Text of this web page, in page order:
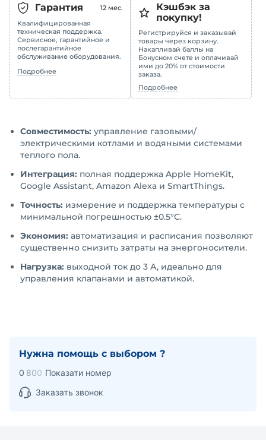
Гарантия 12 мес.
Квалифицированная
техническая поддержка.
Сервисное, гарантийное и
послегарантийное
обслуживание оборудования.
Подробнее
Кэшбэк за
покупку!
Регистрируйся и заказывай
товары через корзину.
Накапливай баллы на
Бонусном счете и оплачивай
ими до 20% от стоимости
заказа.
Подробнее
Совместимость: управление газовыми/
электрическими котлами и водяными системами
теплого пола.
Интеграция: полная поддержка Apple HomeKit,
Google Assistant, Amazon Alexa и SmartThings.
Точность: измерение и поддержка температуры с
минимальной погрешностью ±0.5°C.
Экономия: автоматизация и расписания позволяют
существенно снизить затраты на энергоносители.
Нагрузка: выходной ток до 3 А, идеально для
управления клапанами и автоматикой.
Нужна помощь с выбором ?
0 800 Показати номер
Заказать звонок